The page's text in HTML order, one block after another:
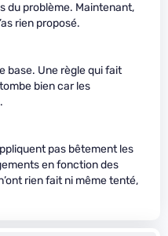
du problème. Maintenant,
rien proposé.
base. Une règle qui fait
bien car les
pas bêtement les
en fonction des
rien fait ni même tenté,